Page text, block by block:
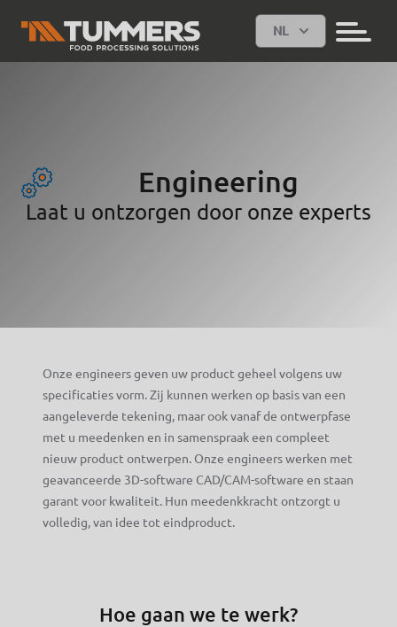
NL
Engineering
Laat u ontzorgen door onze experts
Onze engineers geven uw product geheel volgens uw
specificaties vorm. Zij kunnen werken op basis van een
aangeleverde tekening, maar ook vanaf de ontwerpfase
met u meedenken en in samenspraak een compleet
nieuw product ontwerpen. Onze engineers werken met
geavanceerde 3D-software CAD/CAM-software en staan
garant voor kwaliteit. Hun meedenkkracht ontzorgt u
volledig, van idee tot eindproduct.
Hoe gaan we te werk?